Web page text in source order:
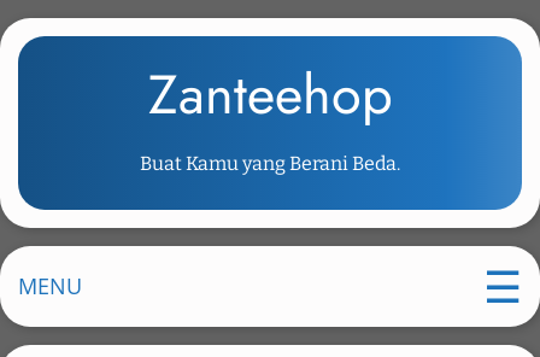
k
m
i
n
Zanteehop
Buat Kamu yang Berani Beda.
MENU